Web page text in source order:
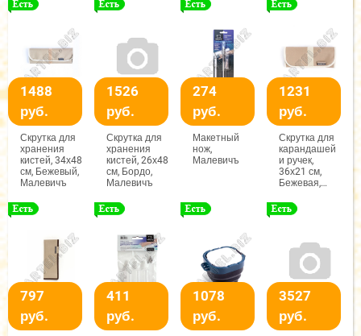
1488
руб.
Скрутка для
хранения
кистей, 34х48
см, Бежевый,
Малевичъ
1526
руб.
Скрутка для
хранения
кистей, 26х48
см, Бордо,
Малевичъ
274
руб.
Макетный
нож,
Малевичъ
1231
руб.
Скрутка для
карандашей
и ручек,
36х21 см,
Бежевая,
797
руб.
411
руб.
1078
руб.
3527
руб.